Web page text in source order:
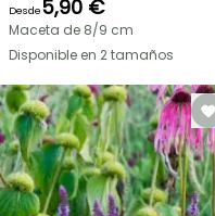
Desde5,90 €
Maceta de 8/9 cm
Disponible en 2 tamaños